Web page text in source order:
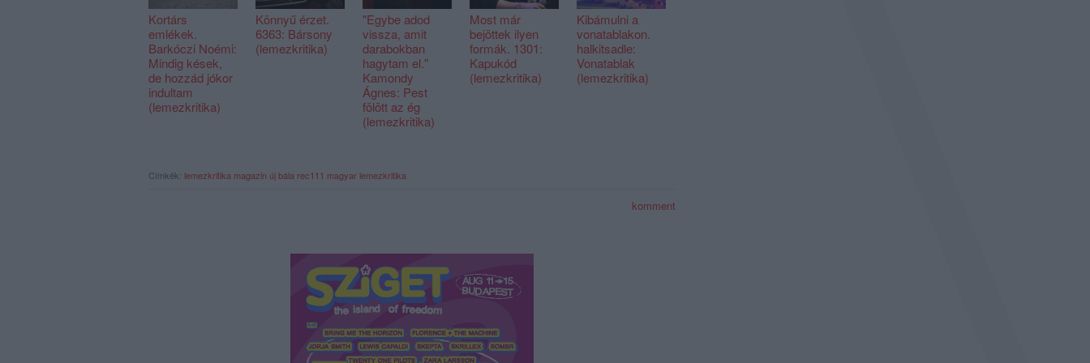
Kortárs
emlékek.
Barkóczi Noémi:
Mindig kések,
de hozzád jókor
indultam
(lemezkritika)
Könnyű érzet.
6363: Bársony
(lemezkritika)
"Egybe adod
vissza, amit
darabokban
hagytam el."
Kamondy
Ágnes: Pest
fölött az ég
(lemezkritika)
Most már
bejöttek ilyen
formák. 1301:
Kapukód
(lemezkritika)
Kibámulni a
vonatablakon.
halkitsadle:
Vonatablak
(lemezkritika)
Címkék: lemezkritika magazin új bála rec111 magyar lemezkritika
komment